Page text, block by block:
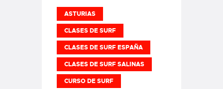
ASTURIAS
CLASES DE SURF
CLASES DE SURF ESPAÑA
CLASES DE SURF SALINAS
CURSO DE SURF